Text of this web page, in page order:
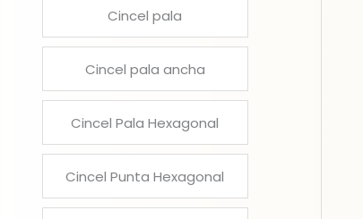
Cincel pala
Cincel pala ancha
Cincel Pala Hexagonal
Cincel Punta Hexagonal